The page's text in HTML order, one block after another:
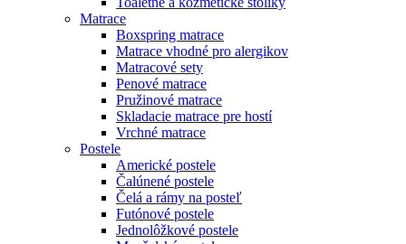
Matrace
Boxspring matrace
Matrace vhodné pro alergikov
Matracové sety
Penové matrace
Pružinové matrace
Skladacie matrace pre hostí
Vrchné matrace
Postele
Americké postele
Čalúnené postele
Čelá a rámy na posteľ
Futónové postele
Jednolôžkové postele